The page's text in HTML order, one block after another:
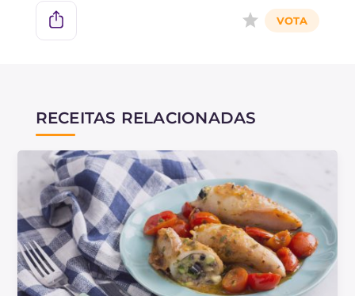
RECEITAS RELACIONADAS